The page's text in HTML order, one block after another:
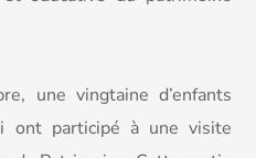
une vingtaine d’enfants
ont participé à une visite